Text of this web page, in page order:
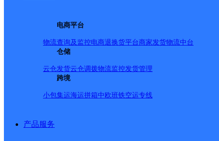
电商平台
物流查询及监控电商退换货平台商家发货物流中台
仓储
云仓发货云仓调拨物流监控发货管理
跨境
小包集运海运拼箱中欧班铁空运专线
产品服务
政国内(149) 圆通速递(58) 韵达速递(98) 宅急送(1) 中通快递(52)
(13) 包河区(107)
合肥市,快递网点
蜀山二